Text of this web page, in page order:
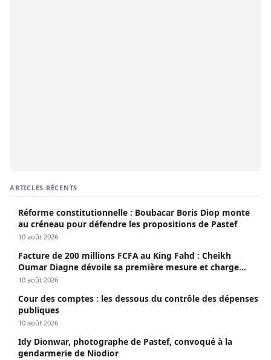
ARTICLES RÉCENTS
Réforme constitutionnelle : Boubacar Boris Diop monte
au créneau pour défendre les propositions de Pastef
10 août 2026
Facture de 200 millions FCFA au King Fahd : Cheikh
Oumar Diagne dévoile sa première mesure et charge
Diomaye et Cie
10 août 2026
Cour des comptes : les dessous du contrôle des dépenses
publiques
10 août 2026
Idy Dionwar, photographe de Pastef, convoqué à la
gendarmerie de Niodior